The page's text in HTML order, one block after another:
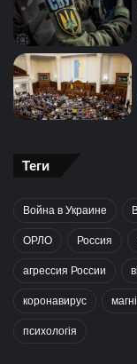
Теги
Война в Украине
ОРЛО Россия
агрессия России
коронавирус
психологія